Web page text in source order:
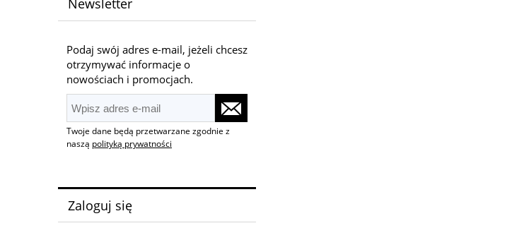
Newsletter
Podaj swój adres e-mail, jeżeli chcesz
otrzymywać informacje o
nowościach i promocjach.
Twoje dane będą przetwarzane zgodnie z
naszą polityką prywatności
Zaloguj się